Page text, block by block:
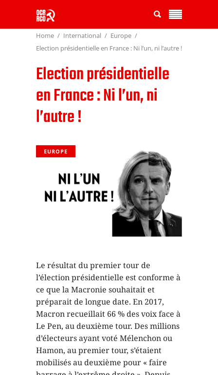
Home International
Europe
Election présidentielle en France : Ni l’un, ni l’autre !
Election présidentielle
en France : Ni l’un, ni
l’autre !
EUROPE
Le résultat du premier tour de
l’élection présidentielle est conforme à
ce que la Macronie souhaitait et
préparait de longue date. En 2017,
Macron recueillait 66 % des voix face à
Le Pen, au deuxième tour. Des millions
d’électeurs ayant voté Mélenchon ou
Hamon, au premier tour, s’étaient
mobilisés au deuxième pour « faire